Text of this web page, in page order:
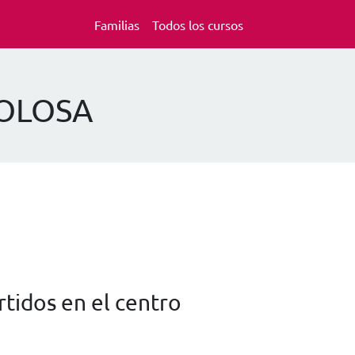
Familias Todos los cursos
en el centro